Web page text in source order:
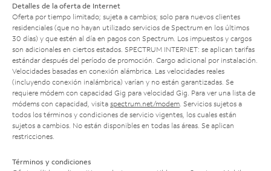
Detalles de la oferta de Internet
Oferta por tiempo limitado; sujeta a cambios; solo para nuevos clientes
residenciales (que no hayan utilizado servicios de Spectrum en los últimos
30 días) y que estén al día en pagos con Spectrum. Los impuestos y cargos
son adicionales en ciertos estados. SPECTRUM INTERNET: se aplican tarifas
estándar después del período de promoción. Cargo adicional por instalación.
Velocidades basadas en conexión alámbrica. Las velocidades reales
(incluyendo conexión inalámbrica) varían y no están garantizadas. Se
requiere módem con capacidad Gig para velocidad Gig. Para ver una lista de
módems con capacidad, visita spectrum.net/modem . Servicios sujetos a
todos los términos y condiciones de servicio vigentes, los cuales están
sujetos a cambios. No están disponibles en todas las áreas. Se aplican
restricciones.
Términos y condiciones